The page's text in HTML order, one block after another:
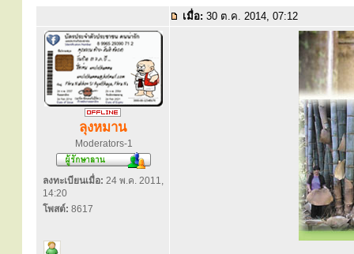
เมื่อ: 30 ต.ค. 2014, 07:12
ลุงหมาน
Moderators-1
ลงทะเบียนเมื่อ: 24 พ.ค. 2011,
14:20
โพสต์: 8617